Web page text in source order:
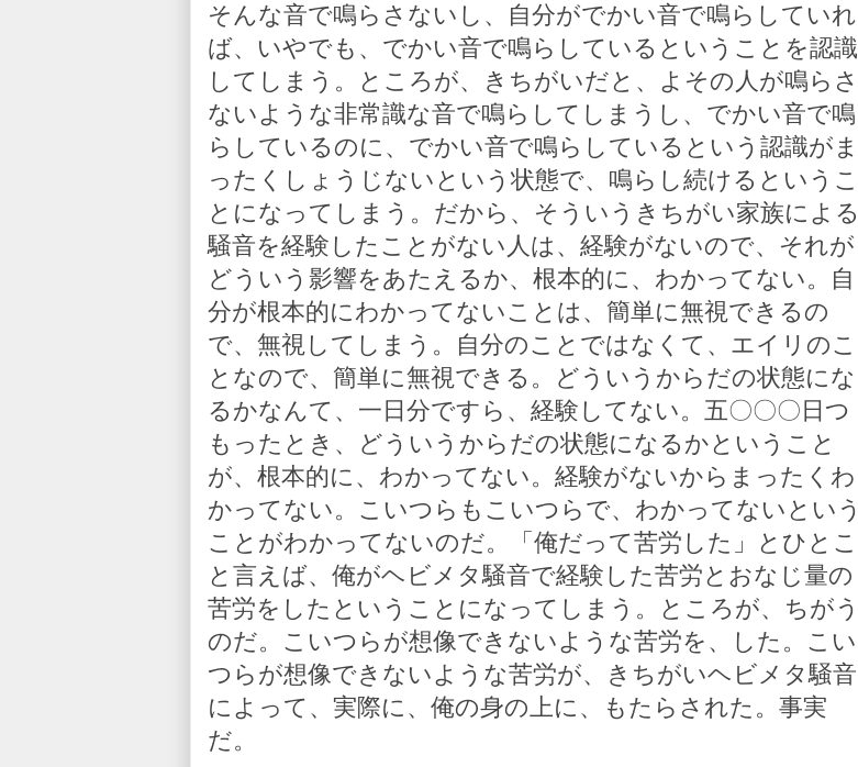
そんな音で鳴らさないし、自分がでかい音で鳴らしていれ
ば、いやでも、でかい音で鳴らしているということを認識
してしまう。ところが、きちがいだと、よその人が鳴らさ
ないような非常識な音で鳴らしてしまうし、でかい音で鳴
らしているのに、でかい音で鳴らしているという認識がま
ったくしょうじないという状態で、鳴らし続けるというこ
とになってしまう。だから、そういうきちがい家族による
騒音を経験したことがない人は、経験がないので、それが
どういう影響をあたえるか、根本的に、わかってない。自
分が根本的にわかってないことは、簡単に無視できるの
で、無視してしまう。自分のことではなくて、エイリのこ
となので、簡単に無視できる。どういうからだの状態にな
るかなんて、一日分ですら、経験してない。五〇〇〇日つ
もったとき、どういうからだの状態になるかということ
が、根本的に、わかってない。経験がないからまったくわ
かってない。こいつらもこいつらで、わかってないという
ことがわかってないのだ。「俺だって苦労した」とひとこ
と言えば、俺がヘビメタ騒音で経験した苦労とおなじ量の
苦労をしたということになってしまう。ところが、ちがう
のだ。こいつらが想像できないような苦労を、した。こい
つらが想像できないような苦労が、きちがいヘビメタ騒音
によって、実際に、俺の身の上に、もたらされた。事実
だ。